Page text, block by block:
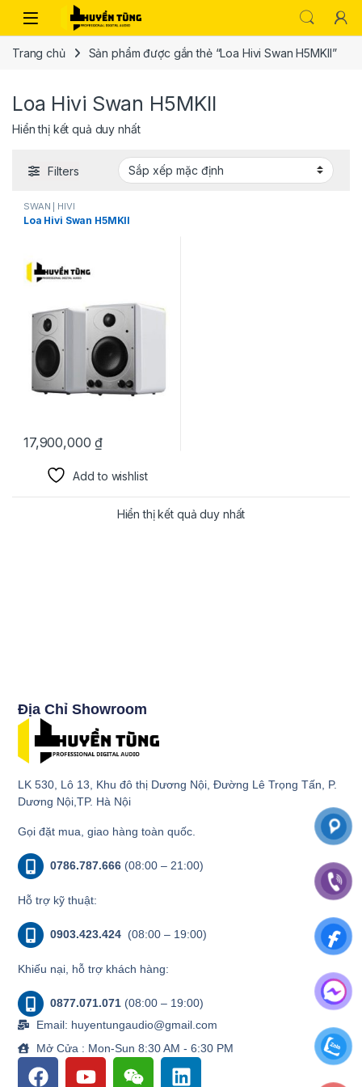
Trang chủ Sản phẩm được gắn thẻ “Loa Hivi Swan H5MKII”
Loa Hivi Swan H5MKII
Hiển thị kết quả duy nhất
Filters
SWAN | HIVI
Loa Hivi Swan H5MKII
17,900,000₫
Add to wishlist
Hiển thị kết quả duy nhất
Địa Chỉ Showroom
LK 530, Lô 13, Khu đô thị Dương Nội, Đường Lê Trọng Tấn, P.
Dương Nội,TP. Hà Nội
Gọi đặt mua, giao hàng toàn quốc.
0786.787.666 (08:00 – 21:00)
Hỗ trợ kỹ thuật:
0903.423.424 (08:00 – 19:00)
Khiếu nại, hỗ trợ khách hàng:
0877.071.071 (08:00 – 19:00)
Email: huyentungaudio@gmail.com
Mở Cửa : Mon-Sun 8:30 AM - 6:30 PM